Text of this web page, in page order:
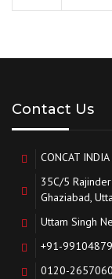
Contact Us
CONCAT INDIA
35C/5
Ghaziabad,
Uttam Singh
+91-
0120-2657060